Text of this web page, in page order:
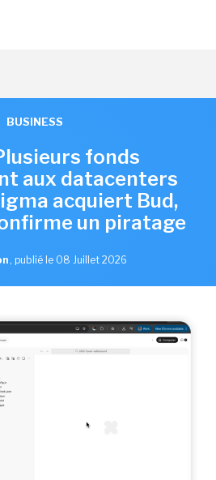
BUSINESS
fonds
aux datacenters
acquiert Bud,
un piratage
, publié le 08 Juillet 2026